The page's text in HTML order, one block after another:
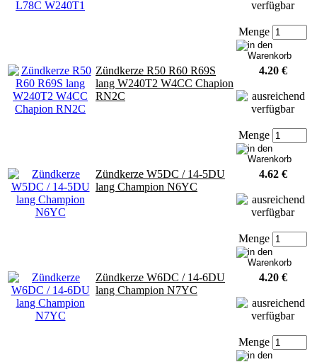
Menge
Zündkerze R50 R60 R69S
lang W240T2 W4CC Chapion
RN2C
4.20 €
Menge
Zündkerze W5DC / 14-5DU
lang Champion N6YC
4.62 €
Menge
Zündkerze W6DC / 14-6DU
lang Champion N7YC
4.20 €
Menge